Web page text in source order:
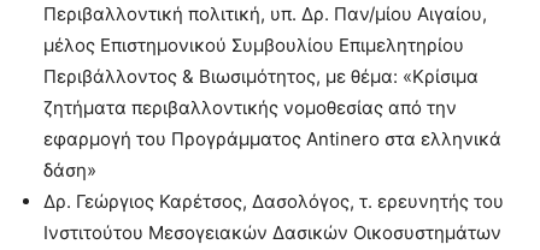
Περιβαλλοντική πολιτική, υπ. Δρ. Παν/μίου Αιγαίου,
μέλος Επιστημονικού Συμβουλίου Επιμελητηρίου
Περιβάλλοντος & Βιωσιμότητoς, με θέμα: «Κρίσιμα
ζητήματα περιβαλλοντικής νομοθεσίας από την
εφαρμογή του Προγράμματος Antinero στα ελληνικά
δάση»
Δρ. Γεώργιος Καρέτσος, Δασολόγος, τ. ερευνητής του
Ινστιτούτου Μεσογειακών Δασικών Οικοσυστημάτων